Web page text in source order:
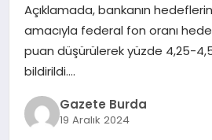
SAĞLIK
EĞITIM
DÜNYA
Açıklamada, bankanın
amacıyla federal fon oranı
puan düşürülerek yüzde 4,25-
bildirildi….
Gazete Burda
19 Aralık 2024